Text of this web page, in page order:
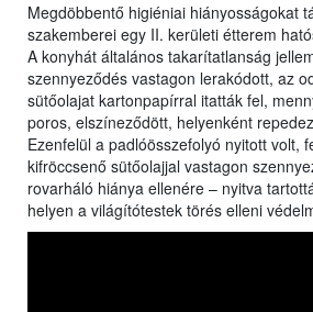
Megdöbbentő higiéniai hiányosságokat
szakemberei egy II. kerületi étterem
A konyhát általános takarítatlanság
szennyeződés vastagon lerakódott, az
sütőolajat kartonpapírral itatták fel,
poros, elszíneződött, helyenként
Ezenfelül a padlóösszefolyó nyitott volt,
kifröccsenő sütőolajjal vastagon
rovarháló hiánya ellenére – nyitva
helyen a világítótestek törés elleni